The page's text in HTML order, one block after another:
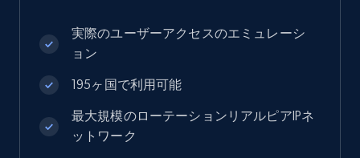
実際のユーザーアクセスのエミュレーシ
ョン
195ヶ国で利用可能
最大規模のローテーションリアルピアIPネ
ットワーク